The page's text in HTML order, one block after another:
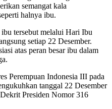
semangat kala
halnya ibu.
tersebut melalui Hari Ibu
setiap 22 Desember.
atas peran besar ibu dalam
Perempuan Indonesia III pada
tanggal 22 Desember
Presiden Nomor 316